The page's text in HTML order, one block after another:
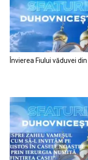
Învierea Fiului văduvei din